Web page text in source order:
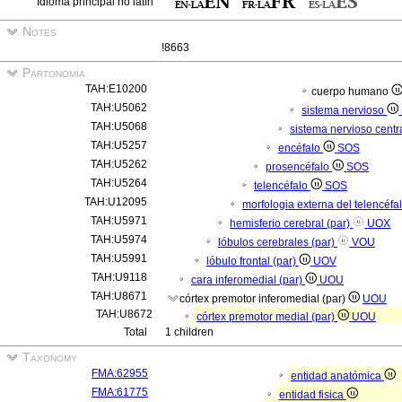
Notes
!8663
Partonomia
TAH:E10200
cuerpo humano
TAH:U5062
sistema nervioso
TAH:U5068
sistema nervioso
TAH:U5257
encéfalo
SOS
TAH:U5262
prosencéfalo
SOS
TAH:U5264
telencéfalo
SOS
TAH:U12095
morfologia externa del
TAH:U5971
hemisferio cerebral (par)
UOX
TAH:U5974
lóbulos cerebrales (par)
VOU
TAH:U5991
lóbulo frontal (par)
UOV
TAH:U9118
cara inferomedial (par)
UOU
TAH:U8671
córtex premotor inferomedial (par)
UOU
TAH:U8672
córtex premotor medial (par)
UOU
Total
1 children
Taxonomy
FMA:62955
entidad anatómica
FMA:61775
entidad fisica